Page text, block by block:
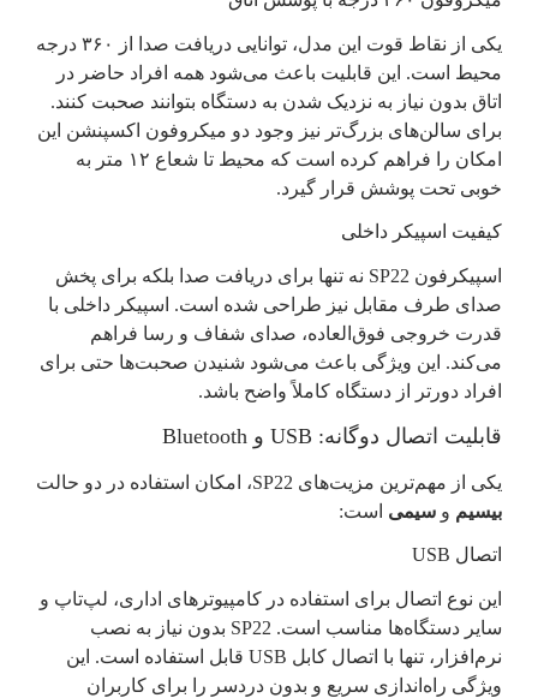
یکی از نقاط قوت این مدل، توانایی دریافت صدا از ۳۶۰ درجه
محیط است. این قابلیت باعث می‌شود همه افراد حاضر در
اتاق بدون نیاز به نزدیک شدن به دستگاه بتوانند صحبت کنند.
برای سالن‌های بزرگ‌تر نیز وجود دو میکروفون اکسپنشن این
امکان را فراهم کرده است که محیط تا شعاع ۱۲ متر به
خوبی تحت پوشش قرار گیرد.
کیفیت اسپیکر داخلی
اسپیکرفون SP22 نه تنها برای دریافت صدا بلکه برای پخش
صدای طرف مقابل نیز طراحی شده است. اسپیکر داخلی با
قدرت خروجی فوق‌العاده، صدای شفاف و رسا فراهم
می‌کند. این ویژگی باعث می‌شود شنیدن صحبت‌ها حتی برای
افراد دورتر از دستگاه کاملاً واضح باشد.
قابلیت اتصال دوگانه: USB و Bluetooth
یکی از مهم‌ترین مزیت‌های SP22، امکان استفاده در دو حالت
بیسیم و سیمی است:
اتصال USB
این نوع اتصال برای استفاده در کامپیوترهای اداری، لپ‌تاپ و
سایر دستگاه‌ها مناسب است. SP22 بدون نیاز به نصب
نرم‌افزار، تنها با اتصال کابل USB قابل استفاده است. این
ویژگی راه‌اندازی سریع و بدون دردسر را برای کاربران